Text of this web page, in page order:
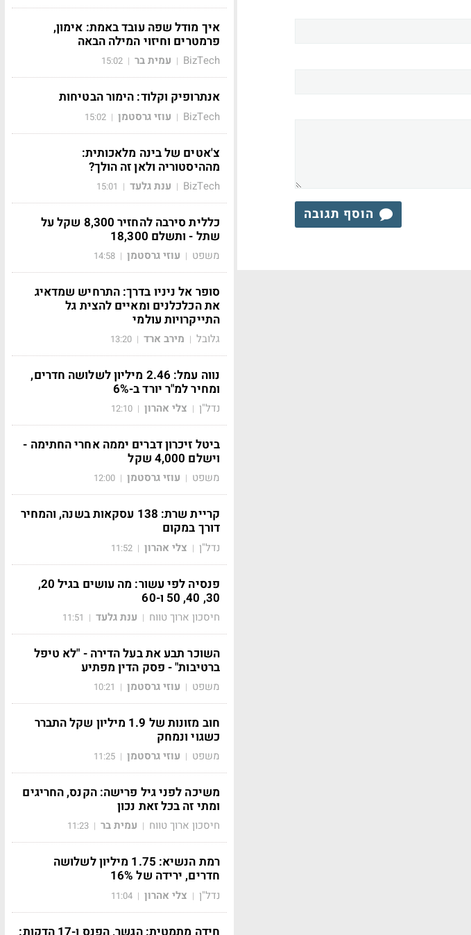
הוסף תגובה
איך מודל שפה עובד באמת: אימון,
פרמטרים וחיזוי המילה הבאה
BizTech
| עמית בר |
15:02
אנתרופיק וקלוד: הימור הבטיחות
BizTech
| עוזי גרסטמן |
15:02
צ'אטים של בינה מלאכותית:
מההיסטוריה ולאן זה הולך?
BizTech
| ענת גלעד |
15:01
כללית סירבה להחזיר 8,300 שקל על
שתל - ותשלם 18,300
משפט | עוזי גרסטמן |
14:58
סופר אל ניניו בדרך: התרחיש שמדאיג
את הכלכלנים ומאיים להצית גל
התייקרויות עולמי
גלובל | מירב ארד |
13:20
נווה עמל: 2.46 מיליון לשלושה חדרים,
ומחיר למ"ר יורד ב-6%
נדל"ן | צלי אהרון |
12:10
ביטל זיכרון דברים יממה אחרי החתימה -
וישלם 4,000 שקל
משפט | עוזי גרסטמן |
12:00
קריית שרת: 138 עסקאות בשנה, והמחיר
דורך במקום
נדל"ן | צלי אהרון |
11:52
פנסיה לפי עשור: מה עושים בגיל 20,
30, 40, 50 ו-60
חיסכון ארוך טווח | ענת גלעד |
11:51
השוכר תבע את בעל הדירה - "לא טיפל
ברטיבות" - פסק הדין מפתיע
משפט | עוזי גרסטמן |
10:21
חוב מזונות של 1.9 מיליון שקל התברר
כשגוי ונמחק
משפט | עוזי גרסטמן |
11:25
משיכה לפני גיל פרישה: הקנס, החריגים
ומתי זה בכל זאת נכון
חיסכון ארוך טווח | עמית בר |
11:23
רמת הנשיא: 1.75 מיליון לשלושה
חדרים, ירידה של 16%
נדל"ן | צלי אהרון |
11:04